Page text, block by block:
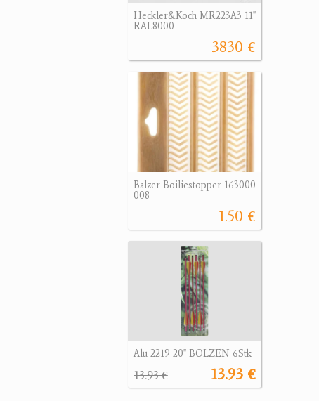
Heckler&Koch MR223A3 11"
RAL8000
3830 €
Balzer Boiliestopper 163000
008
1.50 €
Alu 2219 20" BOLZEN 6Stk
13.93 €
13.93 €